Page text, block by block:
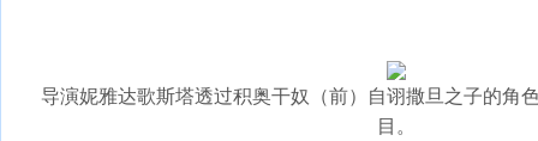
导演妮雅达歌斯塔透过积奥干奴（前）自诩撒旦之子的角
目。